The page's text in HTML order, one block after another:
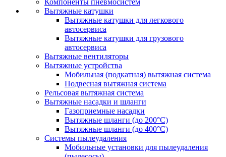
Компоненты пневмосистем
Вытяжные катушки
Вытяжные катушки для легкового
автосервиса
Вытяжные катушки для грузового
автосервиса
Вытяжные вентиляторы
Вытяжные устройства
Мобильная (подкатная) вытяжная система
Подвесная вытяжная система
Рельсовая вытяжная система
Вытяжные насадки и шланги
Газоприемные насадки
Вытяжные шланги (до 200°C)
Вытяжные шланги (до 400°C)
Системы пылеудаления
Мобильные установки для пылеудаления